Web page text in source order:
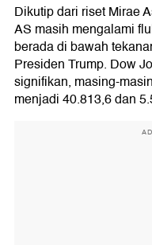
Dikutip dari riset Mirae
AS masih mengalami
berada di bawah
Presiden Trump. Dow
signifikan, masing-
menjadi 40.813,6 dan